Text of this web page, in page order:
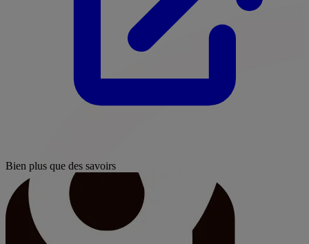
Bien plus que des savoirs